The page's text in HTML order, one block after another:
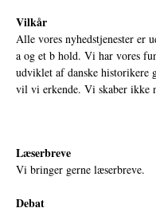
Vilkår
Alle vores nyhedstjenester er
a og et b hold. Vi har vores
udviklet af danske historikere
vil vi erkende. Vi skaber ikke
Læserbreve
Vi bringer gerne læserbreve.
Debat